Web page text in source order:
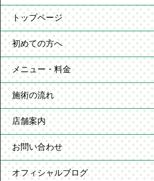
トップページ
初めての方へ
メニュー・料金
施術の流れ
店舗案内
お問い合わせ
オフィシャルブログ